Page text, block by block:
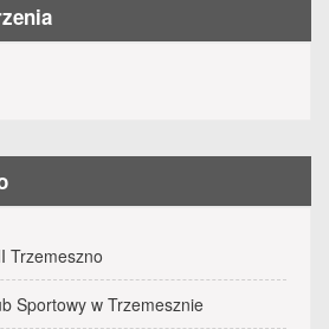
Trzemeszno
Sportowy w Trzemesznie